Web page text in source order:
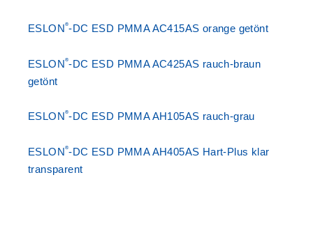
ESLON®-DC ESD PMMA AC415AS orange getönt
ESLON®-DC ESD PMMA AC425AS rauch-braun
getönt
ESLON®-DC ESD PMMA AH105AS rauch-grau
ESLON®-DC ESD PMMA AH405AS Hart-Plus klar
transparent